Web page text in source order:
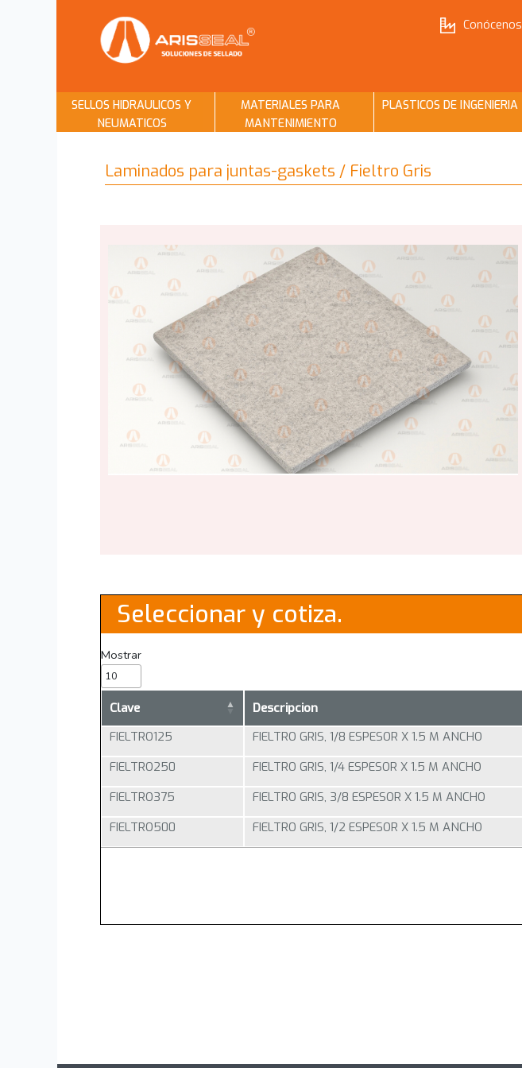
Conócenos
SELLOS HIDRAULICOS Y
NEUMATICOS
MATERIALES PARA
MANTENIMIENTO
PLASTICOS DE INGENIERIA
Laminados para juntas-gaskets / Fieltro Gris
Seleccionar y cotiza.
Mostrar
Clave Descripcion
FIELTRO125
FIELTRO GRIS, 1/8 ESPESOR X 1.5 M ANCHO
FIELTRO250 FIELTRO GRIS, 1/4 ESPESOR X 1.5 M ANCHO
FIELTRO375 FIELTRO GRIS, 3/8 ESPESOR X 1.5 M ANCHO
FIELTRO500 FIELTRO GRIS, 1/2 ESPESOR X 1.5 M ANCHO